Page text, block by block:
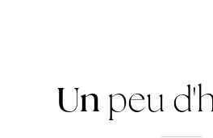
Un peu